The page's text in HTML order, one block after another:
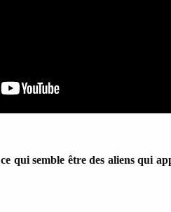
qui semble être des aliens qui